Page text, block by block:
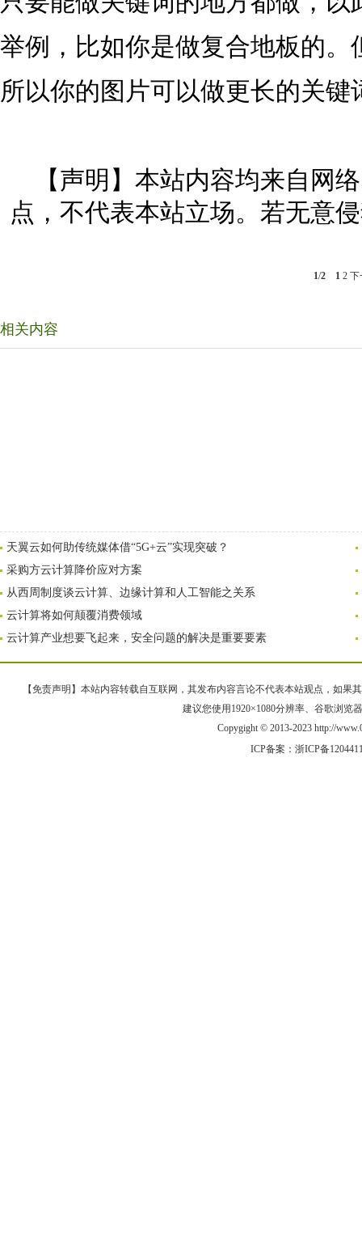
举例，比如你是做复合地板的
所以你的图片可以做更长的关键
【声明】本站内容均来自网
点，不代表本站立场。若无意
1/2 1 2 下
相关内容
天翼云如何助传统媒体借“5G+云”实现突破？
采购方云计算降价应对方案
从西周制度谈云计算、边缘计算和人工智能之关系
云计算将如何颠覆消费领域
云计算产业想要飞起来，安全问题的解决是重要要素
【免责声明】本站内容转载自互联网，其发布内容言论不代表本站观点，如果
建议您使用1920×1080分辨率、谷歌浏览
Copygight © 2013-2023 http://
ICP备案： 浙ICP备